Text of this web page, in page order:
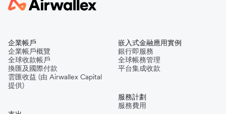
企業帳戶
企業帳戶概覽
全球收款帳戶
換匯及國際付款
雲匯收益 (由 Airwallex Capital
提供)
嵌入式金融應用實例
銀行即服務
全球帳務管理
平台集成收款
服務計劃
服務費用